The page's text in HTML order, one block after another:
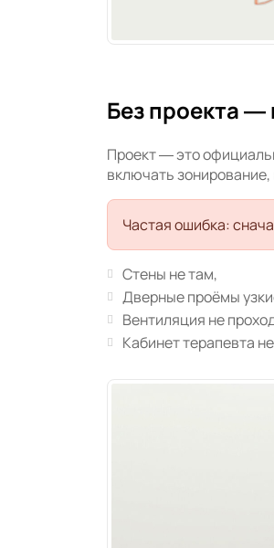
Без проекта —
Проект — это
включать
Частая ошибка:
Стены не там,
Дверные проёмы
Вентиляция не
Кабинет терапевта